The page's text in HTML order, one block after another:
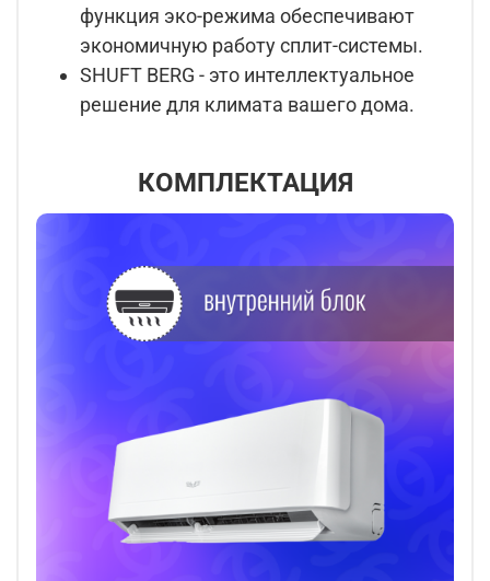
функция эко-режима обеспечивают
экономичную работу сплит-системы.
SHUFT BERG - это интеллектуальное
решение для климата вашего дома.
КОМПЛЕКТАЦИЯ